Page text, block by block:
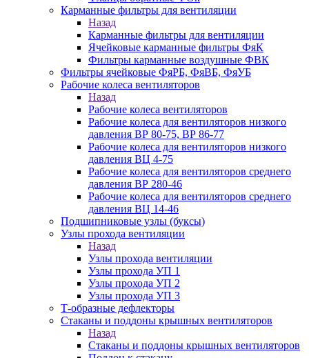
Карманные фильтры для вентиляции
Назад
Карманные фильтры для вентиляции
Ячейковые карманные фильтры ФяК
Фильтры карманные воздушные ФВК
Фильтры ячейковые ФяРБ, ФяВБ, ФяУБ
Рабочие колеса вентиляторов
Назад
Рабочие колеса вентиляторов
Рабочие колеса для вентиляторов низкого
давления ВР 80-75, ВР 86-77
Рабочие колеса для вентиляторов низкого
давления ВЦ 4-75
Рабочие колеса для вентиляторов среднего
давления ВР 280-46
Рабочие колеса для вентиляторов среднего
давления ВЦ 14-46
Подшипниковые узлы (буксы)
Узлы прохода вентиляции
Назад
Узлы прохода вентиляции
Узлы прохода УП 1
Узлы прохода УП 2
Узлы прохода УП 3
Т-образные дефлекторы
Стаканы и поддоны крышных вентиляторов
Назад
Стаканы и поддоны крышных вентиляторов